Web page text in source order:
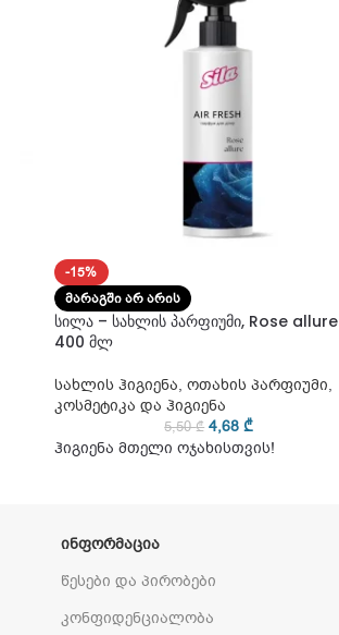
-15%
ᲛᲐᲠᲐᲒᲨᲘ ᲐᲠ ᲐᲠᲘᲡ
სილა – სახლის პარფიუმი, Rose allure
400 მლ
სახლის ჰიგიენა, ოთახის პარფიუმი,
კოსმეტიკა და ჰიგიენა
5,50₾ 4,68₾
ჰიგიენა მთელი ოჯახისთვის!
ᲘᲜᲤᲝᲠᲛᲐᲪᲘᲐ
წესები და პირობები
კონფიდენციალობა